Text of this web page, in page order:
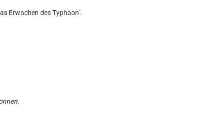
Erwachen des Typhaon".